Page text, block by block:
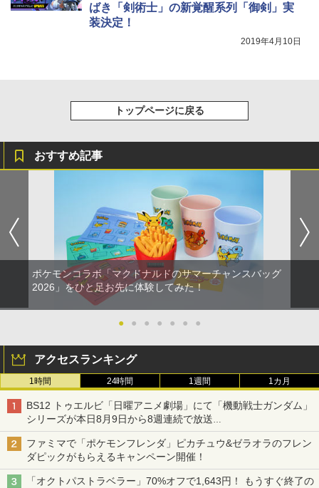
ばき「剣術士」の新覚醒系列「御剣」実
装決定！
2019年4月10日
トップページに戻る
おすすめ記事
ポケモンコラボ「マクドナルドのサマーチャンスバッグ
2026」をひと足お先に体験してみた！
● ● ● ● ● ● ●
アクセスランキング
1時間 24時間 1週間 1カ月
BS12 トゥエルビ「日曜アニメ劇場」にて「機動戦士ガンダム」
シリーズが本日8月9日から8週連続で放送
初回は「機動戦士ガンダム【HDリマスター版】」
ファミマで「ポケモンフレンダ」ピカチュウ&ゼラオラのフレン
ダピックがもらえるキャンペーン開催！
「オクトパストラベラー」70%オフで1,643円！ もうすぐ終了の